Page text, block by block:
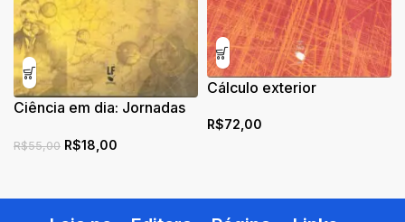
Ciência em dia: Jornadas
R$55,00 R$18,00
Cálculo exterior
R$72,00